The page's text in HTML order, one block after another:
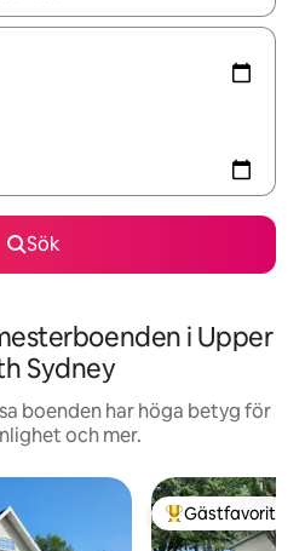
Sök
i Upper
Sydney
boenden har höga betyg för
och mer.
Populär
Gästfavorit